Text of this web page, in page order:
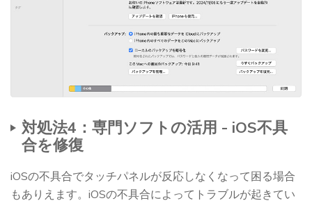
対処法4：専門ソフトの活用 - iOS不具
合を修復
iOSの不具合でタッチパネルが反応しなくなって困る場合
もありえます。iOSの不具合によってトラブルが起きてい